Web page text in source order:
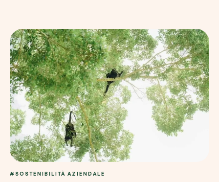
#SOSTENIBILITÀ AZIENDALE